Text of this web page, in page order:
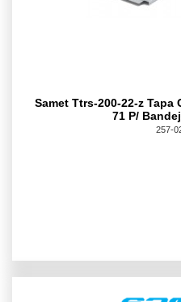
Samet Ttrs-200-22-z Tapa
71 P/
257-